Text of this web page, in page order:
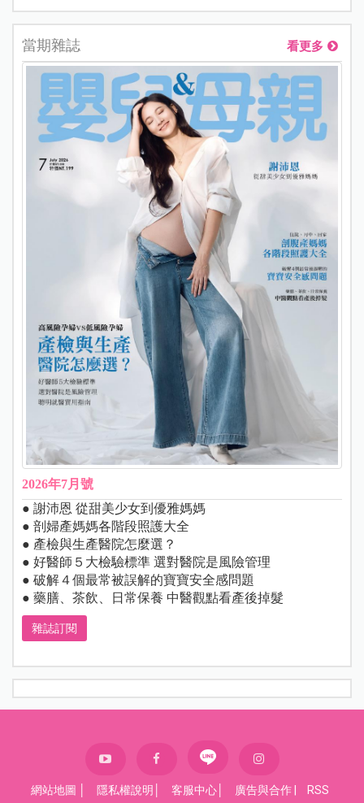
當期雜誌 看更多
2026年7月號
● 謝沛恩 從甜美少女到優雅媽媽
● 剖婦產媽媽各階段照護大全
● 產檢與生產醫院怎麼選？
● 好醫師５大檢驗標準 選對醫院是風險管理
● 破解４個最常被誤解的寶寶安全感問題
● 藥膳、茶飲、日常保養 中醫觀點看產後掉髮
雜誌訂閱
網站地圖 隱私權說明 客服中心 廣告與合作 RSS